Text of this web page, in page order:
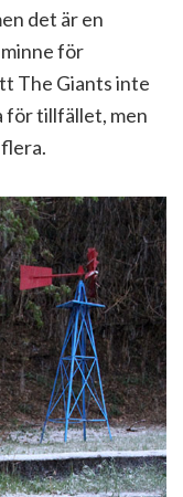
det är en
för
The Giants inte
för tillfället, men